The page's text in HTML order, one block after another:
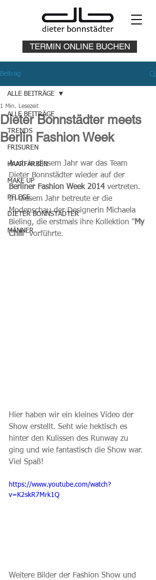
TERMIN ONLINE BUCHEN
Beitrag
ALLE BEITRÄGE
TRENDS
FRISUREN
HAARFARBEN
MAKE UP
PFLEGE
DIETER BONNSTÄDTER
MÄNNER
ALLE BEITRÄGE
Dieter Bonnstädter meets
Berlin Fashion Week
1 Min. Lesezeit
Auch in diesem Jahr war das Team
Dieter Bonnstädter wieder auf der
Berliner Fashion Week 2014 vertreten.
In diesem Jahr betreute er die
Modenschau der Designerin Michaela
Bieling, die erstmals ihre Kollektion "My
Chili" vorführte.
Hier haben wir ein kleines Video der
Show erstellt. Seht wie hektisch es
hinter den Kulissen des Runway zu
ging und wie fantastisch die Show war.
Viel Spaß!
https://www.youtube.com/watch?
v=K2skR7Mrk1Q
Weitere Bilder der Fashion Show und